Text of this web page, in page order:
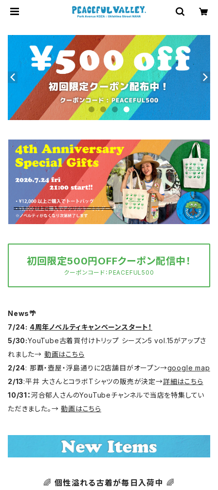
初回限定500円OFFクーポン配信中！
クーポンコード：PEACEFUL500
News🌴
7/24: 4周年ノベルティキャンペーンスタート！
5/30:YouTube古着買付けトリップ シーズン5 vol.15がアップさ
れました→ 動画はこちら
2/24: 那覇・壺屋・浮島通りに2店舗目がオープン→google map
2/13:平井 大さんとコラボTシャツの販売が決定→詳細はこちら
10/31：河合郁人さんのYouTubeチャンネルで当店を特集してい
ただきました。→ 動画はこちら
🌈個性溢れる古着が毎日入荷中 🌈